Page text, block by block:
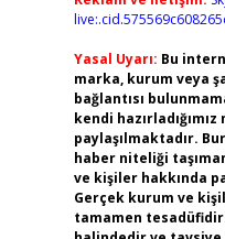
Yasal Uyarı: Bu
marka, kurum veya
bağlantısı
kendi
paylaşılmaktadır.
haber niteliği
ve kişiler hakkında
Gerçek kurum ve
tamamen